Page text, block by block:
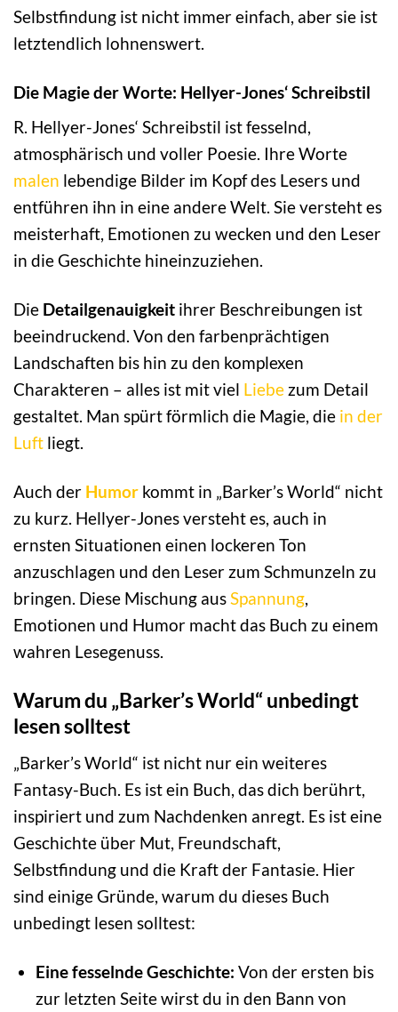
Selbstfindung ist nicht immer einfach, aber sie ist
letztendlich lohnenswert.
Die Magie der Worte: Hellyer-Jones‘ Schreibstil
R. Hellyer-Jones‘ Schreibstil ist fesselnd,
atmosphärisch und voller Poesie. Ihre Worte
malen lebendige Bilder im Kopf des Lesers und
entführen ihn in eine andere Welt. Sie versteht es
meisterhaft, Emotionen zu wecken und den Leser
in die Geschichte hineinzuziehen.
Die Detailgenauigkeit ihrer Beschreibungen ist
beeindruckend. Von den farbenprächtigen
Landschaften bis hin zu den komplexen
Charakteren – alles ist mit viel Liebe zum Detail
gestaltet. Man spürt förmlich die Magie, die in der
Luft liegt.
Auch der Humor kommt in „Barker’s World“ nicht
zu kurz. Hellyer-Jones versteht es, auch in
ernsten Situationen einen lockeren Ton
anzuschlagen und den Leser zum Schmunzeln zu
bringen. Diese Mischung ausSpannung,
Emotionen und Humor macht das Buch zu einem
wahren Lesegenuss.
Warum du „Barker’s World“ unbedingt
lesen solltest
„Barker’s World“ ist nicht nur ein weiteres
Fantasy-Buch. Es ist ein Buch, das dich berührt,
inspiriert und zum Nachdenken anregt. Es ist eine
Geschichte über Mut, Freundschaft,
Selbstfindung und die Kraft der Fantasie. Hier
sind einige Gründe, warum du dieses Buch
unbedingt lesen solltest:
Eine fesselnde Geschichte: Von der ersten bis
zur letzten Seite wirst du in den Bann von